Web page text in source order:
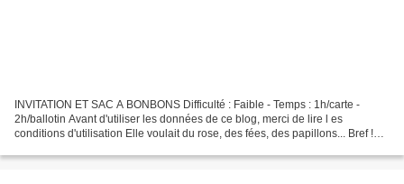
INVITATION ET SAC A BONBONS Difficulté : Faible - Temps : 1h/carte -
2h/ballotin Avant d'utiliser les données de ce blog, merci de lire l es
conditions d'utilisation Elle voulait du rose, des fées, des papillons... Bref !